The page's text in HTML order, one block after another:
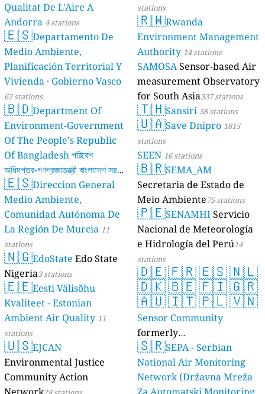
Qualitat De L'Aire A
Andorra 4 stations
🇪🇸Departamento De
Medio Ambiente,
Planificación Territorial Y
Vivienda · Gobierno Vasco
62 stations
🇧🇩Department Of
Environment-Government
Of The People's Republic
Of Bangladesh পরিবেশ
অধিদপ্তর-গণপ্রজাতন্ত্রী বাংলাদেশ সরকার
17 stations
🇪🇸Direccion General
Medio Ambiente,
Comunidad Autónoma De
La Región De Murcia 11
stations
🇳🇬EdoState Edo State
Nigeria3 stations
🇪🇪Eesti Välisõhu
Kvaliteet - Estonian
Ambient Air Quality 11
stations
🇺🇸EJCAN
Environmental Justice
Community Action
stations
🇷🇼Rwanda
Environment Management
Authority 14 stations
SAMOSASensor-based Air
measurement Observatory
for South Asia337 stations
🇹🇭Sansiri 58 stations
🇺🇦Save Dnipro 1815
stations
SEEN 16 stations
🇧🇷SEMA_AM
Secretaria de Estado de
Meio Ambiente75 stations
🇵🇪SENAMHIServicio
Nacional de Meteorología
e Hidrología del Perú14
stations
🇩🇪🇫🇷🇪🇸🇳🇱
🇩🇰🇧🇪🇫🇮🇬🇷
🇦🇺🇮🇹🇵🇱🇻🇳
Sensor Community
formerly
luftdaten.info35816 stations
🇸🇷SEPA - Serbian
National Air Monitoring
Network (Državna Mreža